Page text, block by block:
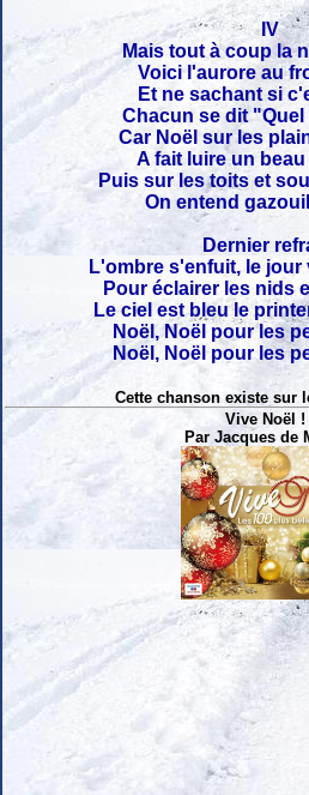
IV
Mais tout à coup la
Voici l'aurore au
Et ne sachant si
Chacun se dit
Car Noël sur les
A fait luire un
Puis sur les toits et
On entend
Dernier
L'ombre s'enfuit, le jour
Pour éclairer les nids
Le ciel est bleu le
Noël, Noël pour les
Noël, Noël pour les
Cette chanson existe sur
Vive Noël !
Par Jacques de